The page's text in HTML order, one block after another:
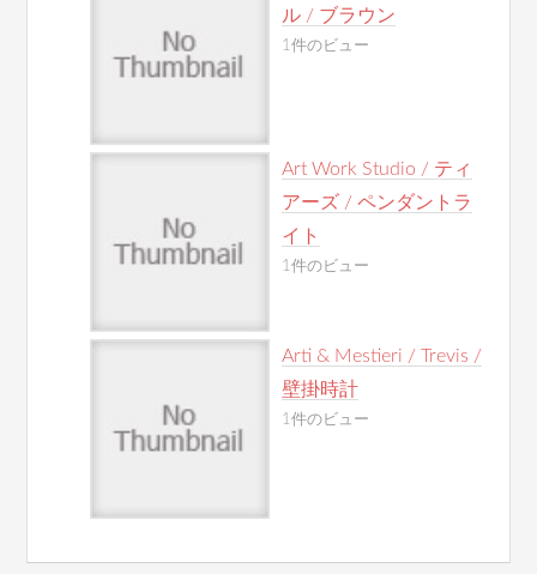
ル / ブラウン
1件のビュー
Art Work Studio / ティ
アーズ / ペンダントラ
イト
1件のビュー
Arti & Mestieri / Trevis /
壁掛時計
1件のビュー